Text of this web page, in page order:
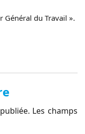
Général du Travail ».
Les champs